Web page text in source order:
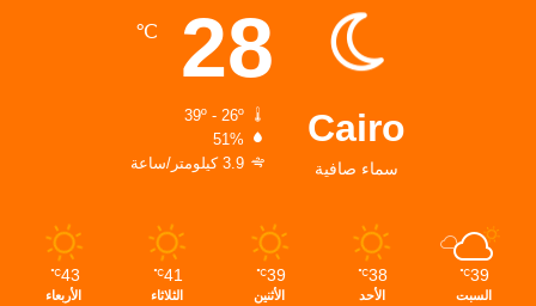
Cairo
سماء صافية
28
℃
51%
3.9 كيلومتر/ساعة
39
℃
السبت
38
℃
الأحد
39
℃
الأثنين
41
℃
الثلاثاء
43
℃
الأربعاء